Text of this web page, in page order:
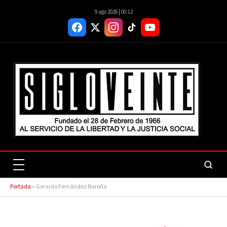
9 ago 2026 | 00:12
Portada » Gerardo Fernández Noroña